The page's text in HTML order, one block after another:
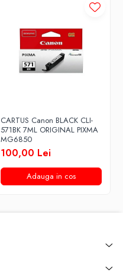
CARTUS Canon BLACK CLI-
571BK 7ML ORIGINAL PIXMA
MG6850
100,00 Lei
Adauga in cos